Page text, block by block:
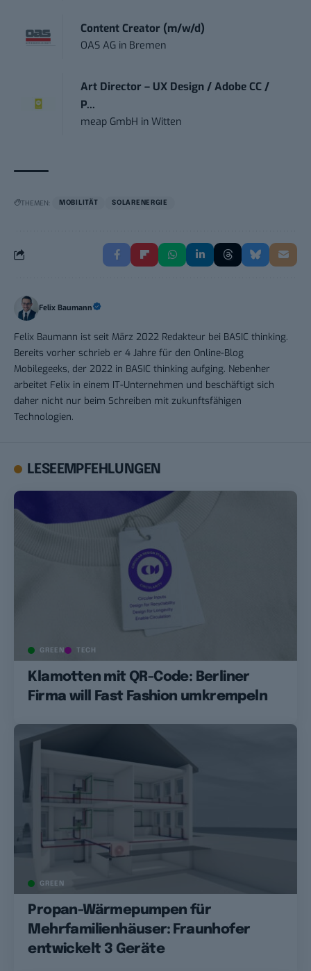
Content Creator (m/w/d)
OAS AG in Bremen
Art Director – UX Design / Adobe CC /
P...
meap GmbH inWitten
THEMEN: MOBILITÄT SOLARENERGIE
Felix Baumann
Felix Baumann ist seit März 2022 Redakteur bei BASIC thinking.
Bereits vorher schrieb er 4 Jahre für den Online-Blog
Mobilegeeks, der 2022 in BASIC thinking aufging. Nebenher
arbeitet Felix in einem IT-Unternehmen und beschäftigt sich
daher nicht nur beim Schreiben mit zukunftsfähigen
Technologien.
LESEEMPFEHLUNGEN
GREEN TECH
Klamotten mit QR-Code: Berliner
Firma will Fast Fashion umkrempeln
GREEN
Propan-Wärmepumpen für
Mehrfamilienhäuser: Fraunhofer
entwickelt 3 Geräte